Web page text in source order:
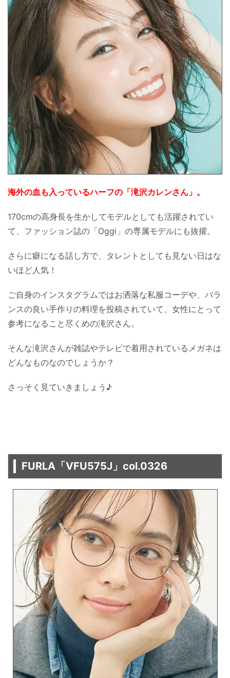
海外の血も入っているハーフの「滝沢カレンさん」。
170cmの高身長を生かしてモデルとしても活躍されてい
て、ファッション誌の「Oggi」の専属モデルにも抜擢。
さらに癖になる話し方で、タレントとしても見ない日はな
いほど人気！
ご自身のインスタグラムではお洒落な私服コーデや、バラ
ンスの良い手作りの料理を投稿されていて、女性にとって
参考になること尽くめの滝沢さん。
そんな滝沢さんが雑誌やテレビで着用されているメガネは
どんなものなのでしょうか？
さっそく見ていきましょう♪
FURLA「VFU575J」col.0326